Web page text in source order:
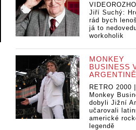
Jiří Suchý:
rád bych
já to
workoholik
MONKEY
BUSINESS
ARGENTINĚ
RETRO 2000
Monkey
dobyli Jižní
učarovali
americké
legendě